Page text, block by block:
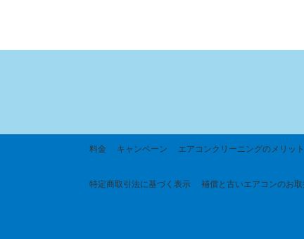
料金 キャンペーン エアコンクリーニングのメリット
特定商取引法に基づく 表示 補償と古いエアコンのお